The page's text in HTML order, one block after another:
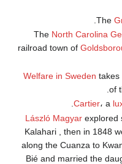
The
The North Carolina
railroad town of
Welfare in Sweden takes
of
Cartier، a
László Magyarexplored
Kalahari , then in 1848
along the Cuanza to
Bié and married the